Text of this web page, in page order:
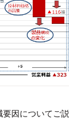
因についてご